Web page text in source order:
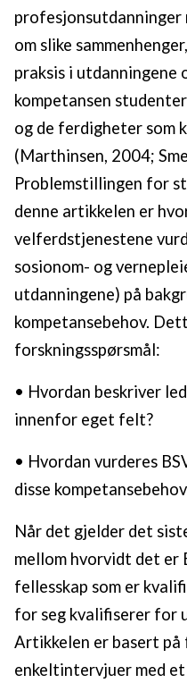
profesjonsutdanninger
om slike
praksis i utdanningene
kompetansen
og de ferdigheter som
(Marthinsen, 2004;
Problemstillingen for
denne artikkelen er
velferdstjenestene
sosionom- og
utdanningene) på
kompetansebehov.
forskningsspørsmål:
• Hvordan beskriver
innenfor eget felt?
• Hvordan vurderes
disse
Når det gjelder det
mellom hvorvidt det er
fellesskap som er
for seg kvalifiserer for
Artikkelen er basert
enkeltintervjuer med